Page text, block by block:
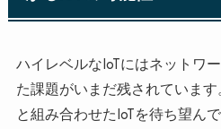
ハイレベルなIoTにはネットワ
た課題がいまだ残されていま
と組み合わせたIoTを待ち望ん